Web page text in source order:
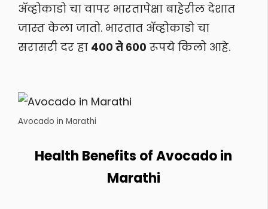
अ‍ॅव्होकाडो चा वापर भारतापेक्षा बाहेरील देशात
जास्त केला जातो. भारतात अ‍ॅव्होकाडो चा
सरासरी दर हा ४०० ते ६०० रूपये किलो आहे.
Avocado in Marathi
Health Benefits of Avocado in
Marathi